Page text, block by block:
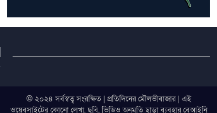
© ২০২৪ সর্বস্বত্ব সংরক্ষিত | প্রতিদিনের মৌলভীবাজার | এই
ওয়েবসাইটের কোনো লেখা, ছবি, ভিডিও অনুমতি ছাড়া ব্যবহার বেআইনি